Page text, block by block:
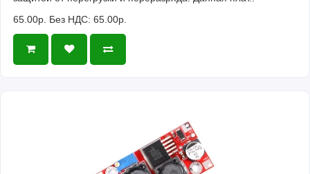
65.00р. Без НДС: 65.00р.